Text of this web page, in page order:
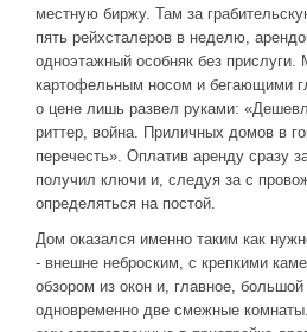
местную биржу. Там за
пять рейхсталеров в неделю,
одноэтажный особняк без
картофельным носом и бегающими
о цене лишь развел руками:
риттер, война. Приличных домов в
перечесть». Оплатив аренду сразу
получил ключи и, следуя за с
определяться на постой.
Дом оказался именно таким как
- внешне неброским, с крепкими
обзором из окон и, главное,
одновременно две смежные